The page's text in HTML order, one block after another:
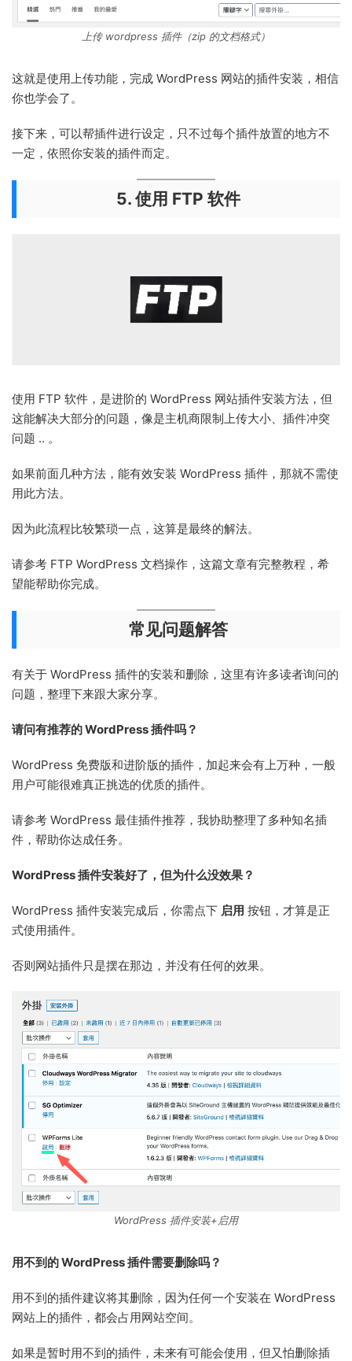
上传 wordpress 插件（zip 的文档格式）
这就是使用上传功能，完成 WordPress 网站的插件安装，相信
你也学会了。
接下来，可以帮插件进行设定，只不过每个插件放置的地方不
一定，依照你安装的插件而定。
5. 使用 FTP 软件
使用 FTP 软件，是进阶的 WordPress 网站插件安装方法，但
这能解决大部分的问题，像是主机商限制上传大小、插件冲突
问题 .. 。
如果前面几种方法，能有效安装 WordPress 插件，那就不需使
用此方法。
因为此流程比较繁琐一点，这算是最终的解法。
请参考 FTP WordPress 文档操作，这篇文章有完整教程，希
望能帮助你完成。
常见问题解答
有关于 WordPress 插件的安装和删除，这里有许多读者询问的
问题，整理下来跟大家分享。
请问有推荐的 WordPress 插件吗？
WordPress 免费版和进阶版的插件，加起来会有上万种，一般
用户可能很难真正挑选的优质的插件。
请参考 WordPress 最佳插件推荐，我协助整理了多种知名插
件，帮助你达成任务。
WordPress 插件安装好了，但为什么没效果？
WordPress 插件安装完成后，你需点下 启用 按钮，才算是正
式使用插件。
否则网站插件只是摆在那边，并没有任何的效果。
WordPress 插件安装+启用
用不到的 WordPress 插件需要删除吗？
用不到的插件建议将其删除，因为任何一个安装在 WordPress
网站上的插件，都会占用网站空间。
如果是暂时用不到的插件，未来有可能会使用，但又怕删除插